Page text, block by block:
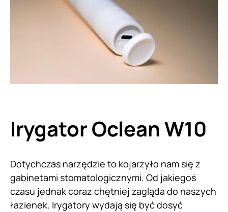
Irygator Oclean W10
Dotychczas narzędzie to kojarzyło nam się z
gabinetami stomatologicznymi. Od jakiegoś
czasu jednak coraz chętniej zagląda do naszych
łazienek. Irygatory wydają się być dosyć